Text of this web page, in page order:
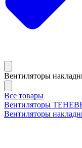
Вентиляторы
Все товары
Вентиляторы
Вентиляторы